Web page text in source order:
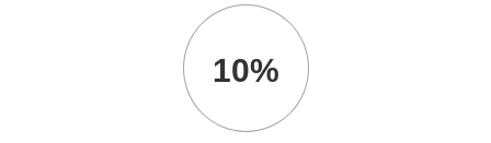
10%